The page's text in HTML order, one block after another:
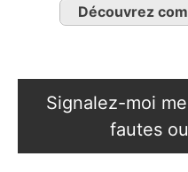
Découvrez
Signalez-moi
fautes